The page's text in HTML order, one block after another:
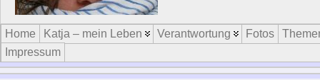
Home Katja – mein Leben Verantwortung Fotos
Impressum